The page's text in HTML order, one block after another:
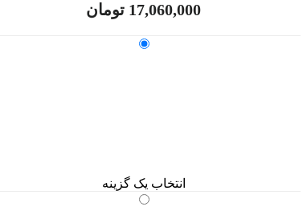
17,060,000 تومان
انتخاب یک گزینه